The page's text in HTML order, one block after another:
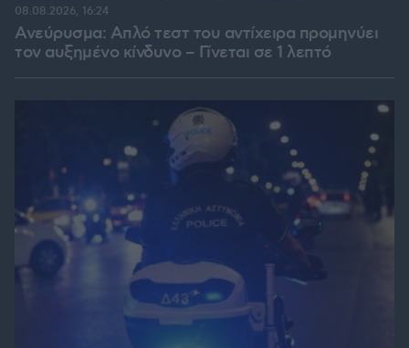
Ανεύρυσμα: Απλό τεστ του αντίχειρα προμηνύει
τον αυξημένο κίνδυνο – Γίνεται σε 1 λεπτό
08.08.2026, 16:24